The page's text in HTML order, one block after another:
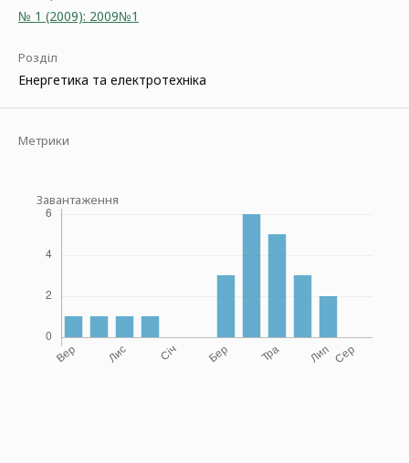
№ 1 (2009): 2009№1
Розділ
Енергетика та електротехніка
Метрики
Завантаження